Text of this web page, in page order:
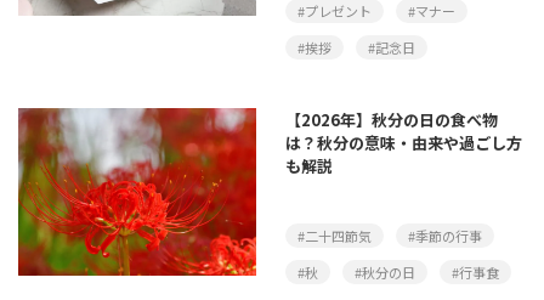
#プレゼント
#マナー
#挨拶
#記念日
【2026年】秋分の日の食べ物
は？秋分の意味・由来や過ごし方
も解説
#二十四節気
#季節の行事
#秋
#秋分の日 #行事食